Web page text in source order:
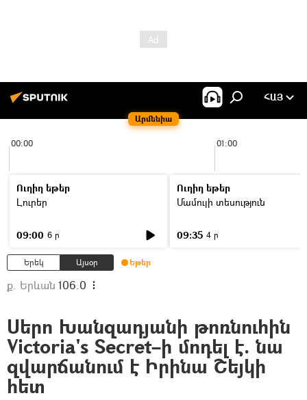
Արմենիա
ՀԱՅ
00:00 01:00
Ուղիղ եթեր
Լուրեր
09:00 6 ր
Ուղիղ եթեր
Մամուլի տեսություն
09:35 4 ր
Երեկ Այսօր Եթեր
ք. Երևան 106.0
Սերո Խանզադյանի թոռնուհին
Victoria's Secret–ի մոդել է. նա
զվարճանում է Իրինա Շեյկի
հետ